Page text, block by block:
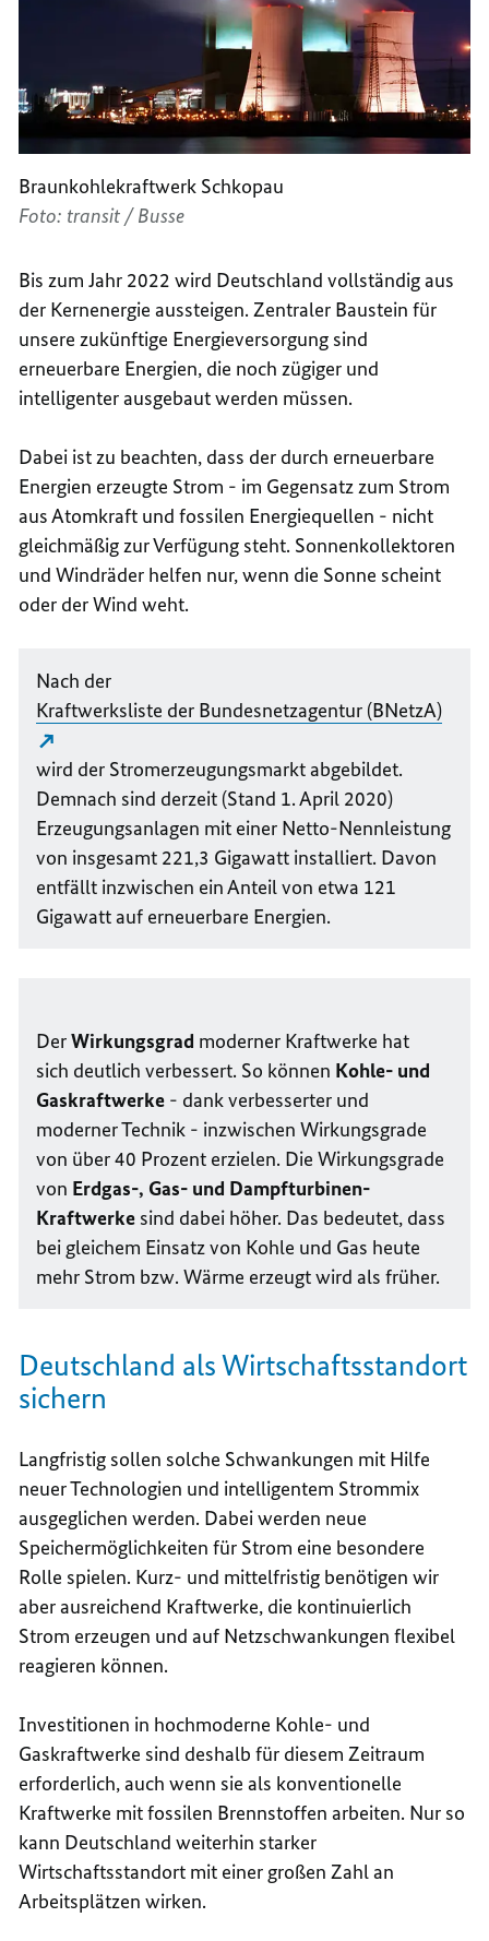
Braunkohlekraftwerk Schkopau
Foto: transit / Busse
Bis zum Jahr 2022 wird Deutschland vollständig aus
der Kernenergie aussteigen. Zentraler Baustein für
unsere zukünftige Energieversorgung sind
erneuerbare Energien, die noch zügiger und
intelligenter ausgebaut werden müssen.
Dabei ist zu beachten, dass der durch erneuerbare
Energien erzeugte Strom - im Gegensatz zum Strom
aus Atomkraft und fossilen Energiequellen - nicht
gleichmäßig zur Verfügung steht. Sonnenkollektoren
und Windräder helfen nur, wenn die Sonne scheint
oder der Wind weht.
Nach der
Kraftwerksliste der Bundesnetzagentur (BNetzA)
wird der Stromerzeugungsmarkt abgebildet.
Demnach sind derzeit (Stand 1. April 2020)
Erzeugungsanlagen mit einer Netto-Nennleistung
von insgesamt 221,3 Gigawatt installiert. Davon
entfällt inzwischen ein Anteil von etwa 121
Gigawatt auf erneuerbare Energien.
DerWirkungsgrad moderner Kraftwerke hat
sich deutlich verbessert. So können Kohle- und
Gaskraftwerke - dank verbesserter und
moderner Technik - inzwischen Wirkungsgrade
von über 40 Prozent erzielen. Die Wirkungsgrade
von Erdgas-, Gas- und Dampfturbinen-
Kraftwerke sind dabei höher. Das bedeutet, dass
bei gleichem Einsatz von Kohle und Gas heute
mehr Strom bzw. Wärme erzeugt wird als früher.
Deutschland als Wirtschaftsstandort
sichern
Langfristig sollen solche Schwankungen mit Hilfe
neuer Technologien und intelligentem Strommix
ausgeglichen werden. Dabei werden neue
Speichermöglichkeiten für Strom eine besondere
Rolle spielen. Kurz- und mittelfristig benötigen wir
aber ausreichend Kraftwerke, die kontinuierlich
Strom erzeugen und auf Netzschwankungen flexibel
reagieren können.
Investitionen in hochmoderne Kohle- und
Gaskraftwerke sind deshalb für diesem Zeitraum
erforderlich, auch wenn sie als konventionelle
Kraftwerke mit fossilen Brennstoffen arbeiten. Nur so
kann Deutschland weiterhin starker
Wirtschaftsstandort mit einer großen Zahl an
Arbeitsplätzen wirken.